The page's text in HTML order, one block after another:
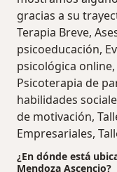
gracias a su
Terapia Breve,
psicoeducación,
psicológica
Psicoterapia de
habilidades
de motivación,
Empresariales,
¿En dónde está
Mendoza Ascencio?